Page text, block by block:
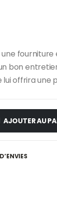
une
bon
offrira une
AJOUTER AU